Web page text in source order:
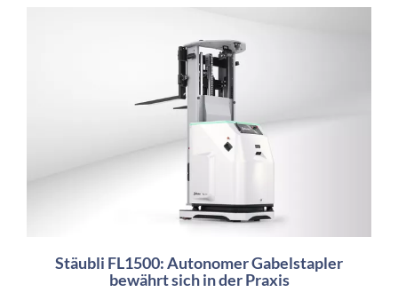
Stäubli FL1500: Autonomer Gabelstapler
bewährt sich in der Praxis